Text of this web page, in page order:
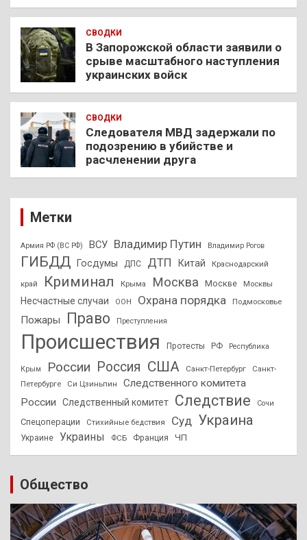
СВОДКИ
В Запорожской области заявили о
срыве масштабного наступления
украинских войск
СВОДКИ
Следователя МВД задержали по
подозрению в убийстве и
расчленении друга
Метки
Армия РФ (ВС РФ) ВСУ Владимир Путин Владимир Рогов
ГИБДД Госдумы ДПС ДТП Китай Краснодарский
край Криминал Крыма Москва Москве Москвы
Несчастные случаи ООН Охрана порядка Подмосковье
Пожары Право Преступления
Происшествия Протесты РФ Республика
Крым России Россия США Санкт-Петербург
Санкт-
Петербурге
Си Цзиньпин
Следственного комитета
России
Следственный комитет Следствие Сочи
Спецоперации Стихийные бедствия Суд Украина
Украине Украины ФСБ Франция ЧП
Общество